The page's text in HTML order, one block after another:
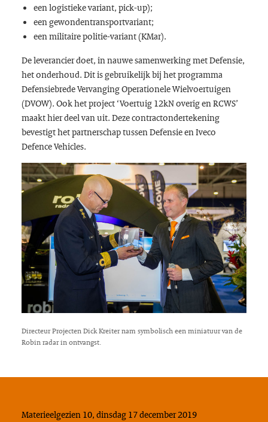
een logistieke variant, pick-up);
een gewondentransportvariant;
een militaire politie-variant (KMar).
De leverancier doet, in nauwe samenwerking met Defensie,
het onderhoud. Dit is gebruikelijk bij het programma
Defensiebrede Vervanging Operationele Wielvoertuigen
(DVOW). Ook het project ‘Voertuig 12kN overig en RCWS’
maakt hier deel van uit. Deze contractondertekening
bevestigt het partnerschap tussen Defensie en Iveco
Defence Vehicles.
Directeur Projecten Dick Kreiter nam symbolisch een miniatuur van de
Robin radar in ontvangst.
Materieelgezien 10, dinsdag 17 december 2019